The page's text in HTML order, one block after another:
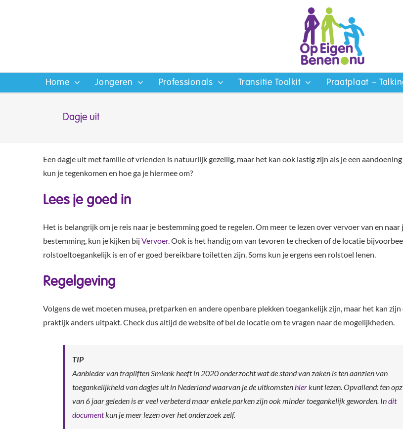
Home Jongeren Professionals Transitie Toolkit Praatplaat –
Dagje uit
Een dagje uit met familie of vrienden is natuurlijk gezellig, maar het kan ook lastig zijn als je een
kun je tegenkomen en hoe ga je hiermee om?
Lees je goed in
Het is belangrijk om je reis naar je bestemming goed te regelen. Om meer te lezen over vervoer van en naar
bestemming, kun je kijken bij Vervoer. Ook is het handig om van tevoren te checken of de locatie
rolstoeltoegankelijk is en of er goed bereikbare toiletten zijn. Soms kun je ergens een rolstoel lenen.
Regelgeving
Volgens de wet moeten musea, pretparken en andere openbare plekken toegankelijk zijn, maar het kan
praktijk anders uitpakt. Check dus altijd de website of bel de locatie om te vragen naar de mogelijkheden.
TIP
Aanbieder van trapliften Smienk heeft in 2020 onderzocht wat de stand van zaken is ten aanzien van
toegankelijkheid van dagjes uit in Nederland waarvan je de uitkomsten hier kunt lezen. Opvallend: ten
van 6 jaar geleden is er veel verbeterd maar enkele parken zijn ook minder toegankelijk geworden. Indit
documentkun je meer lezen over het onderzoek zelf.